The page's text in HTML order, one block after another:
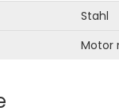
Stahl
Motor